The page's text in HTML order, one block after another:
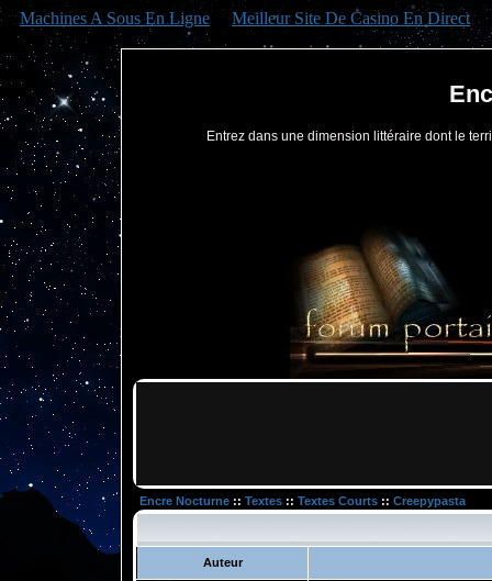
Machines A Sous En Ligne Meilleur Site De Casino En Direct
Entrez dans une dimension littéraire dont le
Encre Nocturne :: Textes :: Textes Courts :: Creepypasta
Auteur